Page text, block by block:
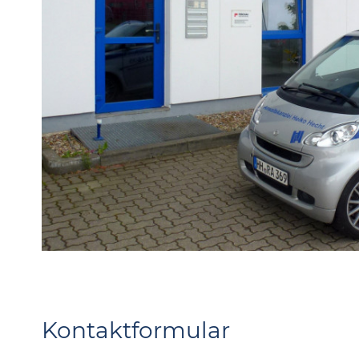
Kontaktformular